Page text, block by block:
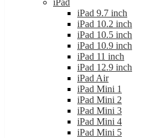
iPad
iPad 9.7 inch
iPad 10.2 inch
iPad 10.5 inch
iPad 10.9 inch
iPad 11 inch
iPad 12.9 inch
iPad Air
iPad Mini 1
iPad Mini 2
iPad Mini 3
iPad Mini 4
iPad Mini 5